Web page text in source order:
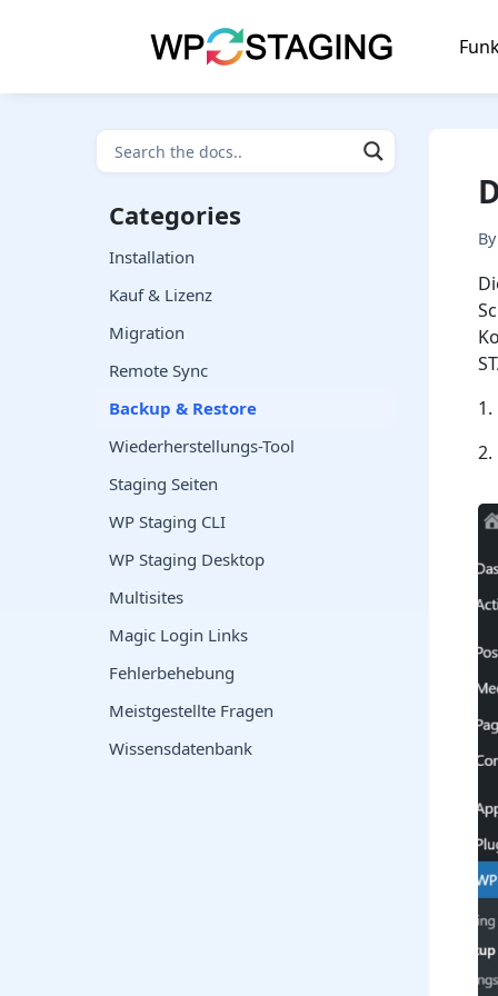
2.
Categories
Installation
Kauf & Lizenz
Migration
Remote Sync
Backup & Restore
Wiederherstellungs-Tool
Staging Seiten
WP Staging CLI
WP Staging Desktop
Multisites
Magic Login Links
Fehlerbehebung
Meistgestellte Fragen
Wissensdatenbank